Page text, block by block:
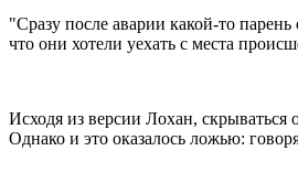
"Сразу после аварии какой-то
что они хотели уехать с места
Исходя из версии Лохан, скрываться
Однако и это оказалось ложью: